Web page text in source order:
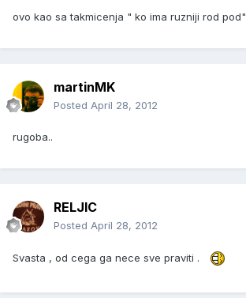
ovo kao sa takmicenja " ko ima ruzniji rod pod"
martinMK
Posted April 28, 2012
rugoba..
RELJIC
Posted April 28, 2012
Svasta , od cega ga nece sve praviti .